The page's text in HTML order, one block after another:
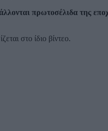
πρωτοσέλιδα της
στο ίδιο βίντεο.